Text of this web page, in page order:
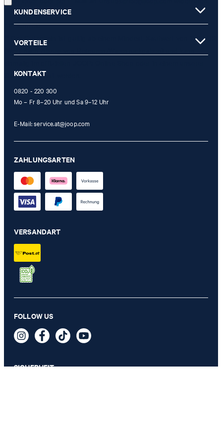
* Pflichtfeld
** Der Gutschein ist gültig ab einem Mindest-Kaufwert von 150 EUR
Stores eingelöst werden.
KUNDENSERVICE
VORTEILE
KONTAKT
0820 - 220 300
Mo – Fr 8–20 Uhr und Sa 9–12 Uhr
E-Mail:service.at@joop.com
ZAHLUNGSARTEN
VERSANDART
FOLLOW US
SICHERHEIT